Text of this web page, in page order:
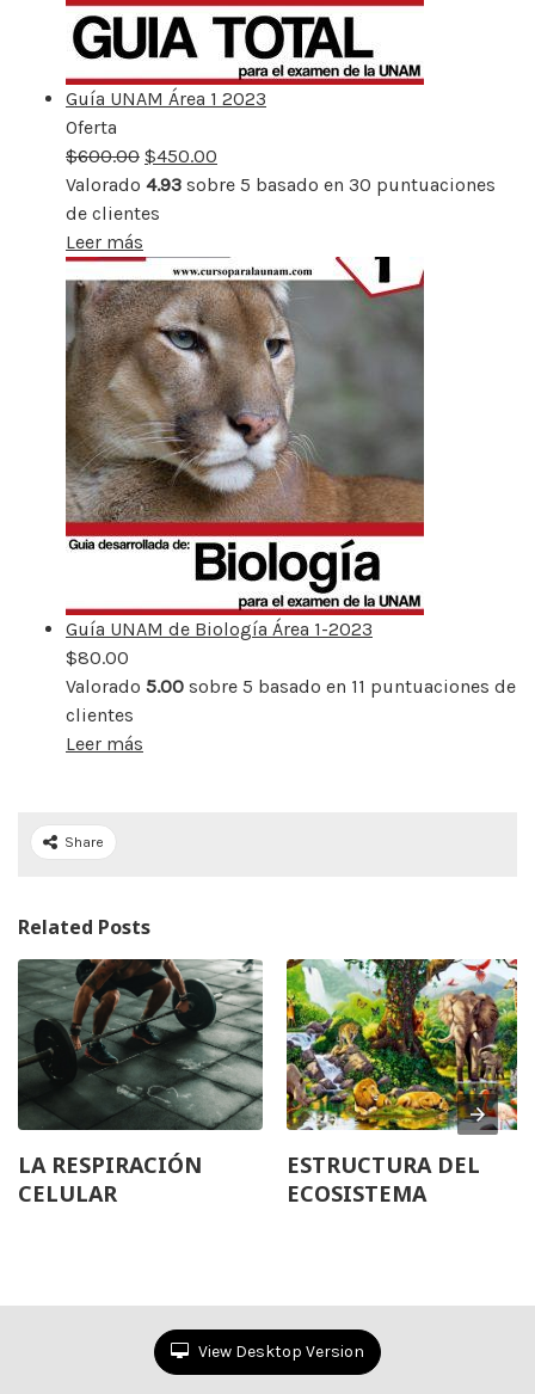
Guía UNAM Área 1 2023
Oferta
rebajado
$600.00 $450.00
Valorado 4.93 sobre 5 basado en 30 puntuaciones
de clientes
Leer más
Guía UNAM de Biología Área 1-2023
$80.00
Valorado 5.00 sobre 5 basado en 11 puntuaciones de
clientes
Leer más
Share
Related Posts
LA RESPIRACIÓN
CELULAR
ESTRUCTURA DEL
ECOSISTEMA
View Desktop Version